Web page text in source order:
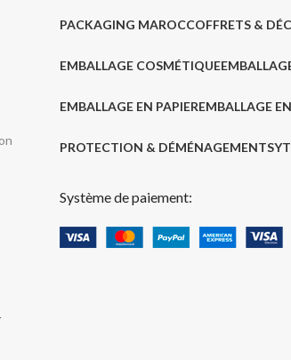
PACKAGING MAROCCOFFRETS &
EMBALLAGE COSMÉTIQUE
EMBALLAGE EN PAPIEREMBALLAGE
PROTECTION & DÉMÉNAGEMENT
Système de paiement: